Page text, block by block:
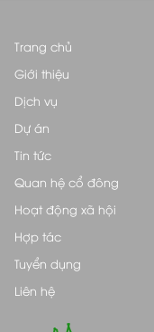
Trang chủ
Giới thiệu
Dịch vụ
Dự án
Tin tức
Quan hệ cổ đông
Hoạt động xã hội
Hợp tác
Tuyển dụng
Liên hệ